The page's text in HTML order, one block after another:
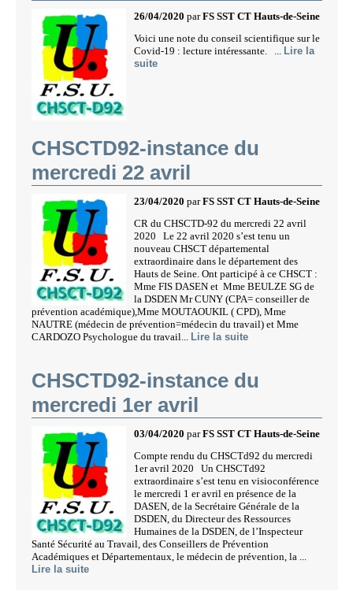
26/04/2020 parFS SST CT Hauts-de-Seine
Voici une note du conseil scientifique sur le
Covid-19 : lecture intéressante. ...
Lire la
suite
CHSCTD92-instance du
mercredi 22 avril
23/04/2020 parFS SST CT Hauts-de-Seine
CR du CHSCTD-92 du mercredi 22 avril
2020 Le 22 avril 2020 s’est tenu un
nouveau CHSCT départemental
extraordinaire dans le département des
Hauts de Seine. Ont participé à ce CHSCT :
Mme FIS DASEN et Mme BEULZE SG de
la DSDEN Mr CUNY (CPA= conseiller de
prévention académique),Mme MOUTAOUKIL ( CPD), Mme
NAUTRE (médecin de prévention=médecin du travail) et Mme
CARDOZO Psychologue du travail...
Lire la suite
CHSCTD92-instance du
mercredi 1er avril
03/04/2020 parFS SST CT Hauts-de-Seine
Compte rendu du CHSCTd92 du mercredi
1er avril 2020 Un CHSCTd92
extraordinaire s’est tenu en visioconférence
le mercredi 1 er avril en présence de la
DASEN, de la Secrétaire Générale de la
DSDEN, du Directeur des Ressources
Humaines de la DSDEN, de l’Inspecteur
Santé Sécurité au Travail, des Conseillers de Prévention
Académiques et Départementaux, le médecin de prévention, la ...
Lire la suite